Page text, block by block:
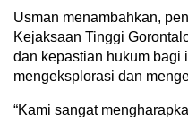
Usman menambahkan,
Kejaksaan Tinggi
dan kepastian hukum bagi
mengeksplorasi dan
“Kami sangat